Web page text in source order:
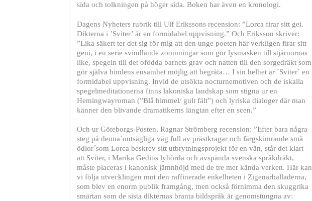
sida och tolkningen på höger sida. Boken har även en kronologi.
Dagens Nyheters rubrik till Ulf Erikssons recension: ”Lorca firar sitt gei.
Dikterna i ’Sviter’ är en formidabel uppvisning.” Och Eriksson skriver:
”Lika säkert ter det sig för mig att den unge poeten här verkligen firar sitt
geni, i en serie svindlande zoomningar som gör lysmasken till stjärnornas
like, spegeln till det ofödda barnets grav och natten till den sorgedräkt som
gör själva himlens ensamhet möjlig att begråta… I sin helhet är ´Sviter´ en
formidabel uppvisning. Invid de utsökta nocturnemotiven och de iskalla
spegelmeditationerna finns lakoniska landskap som stigna ur en
Hemingwayroman (”Blå himmel/ gult fält”) och lyriska dialoger där man
känner den blivande dramatikerns längtan efter en scen.”
Och ur Göteborgs-Posten, Ragnar Strömberg recension: ”Efter bara några
steg på denna´outsägliga väg full av prästkragar och färgskimrande små
ödlor´som Lorca beskrev sitt utbrytningsprojekt för en vän, står det klart
att Sviter, i Marika Gedins lyhörda och avspända svenska språkdräkt,
måste placeras i kanonisk jämnhöjd med de tre mer kända verken. Här kan
vi följa utvecklingen mot den raffinerade enkelheten i Zigenarballaderna,
som blev en enorm publik framgång, men också förnimma den skuggrika
smärtan som de sista dikternas branta bildspråk är genomstungna av: